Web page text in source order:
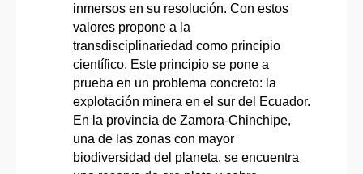
inmersos en su resolución. Con estos
valores propone a la
transdisciplinariedad como principio
científico. Este principio se pone a
prueba en un problema concreto: la
explotación minera en el sur del Ecuador.
En la provincia de Zamora-Chinchipe,
una de las zonas con mayor
biodiversidad del planeta, se encuentra